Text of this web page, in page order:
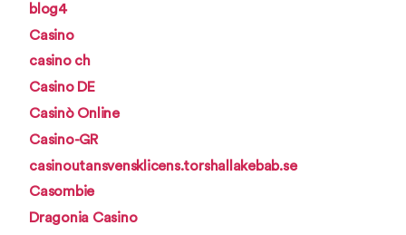
blog4
Casino
casino ch
Casino DE
Casinò Online
Casino-GR
casinoutansvensklicens.torshallakebab.se
Casombie
Dragonia Casino